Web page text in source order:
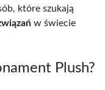
które szukają
w świecie
Plush?